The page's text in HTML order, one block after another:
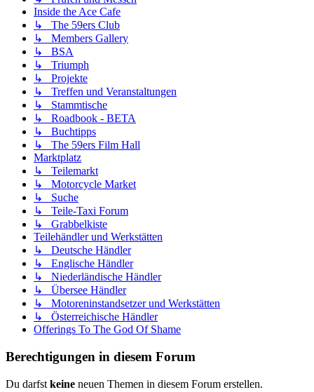
Inside the Ace Cafe
↳ The 59ers Club
↳ Members Gallery
↳ BSA
↳ Triumph
↳ Projekte
↳ Treffen und Veranstaltungen
↳ Stammtische
↳ Roadbook - BETA
↳ Buchtipps
↳ The 59ers Film Hall
Marktplatz
↳ Teilemarkt
↳ Motorcycle Market
↳ Suche
↳ Teile-Taxi Forum
↳ Grabbelkiste
Teilehändler und Werkstätten
↳ Deutsche Händler
↳ Englische Händler
↳ Niederländische Händler
↳ Übersee Händler
↳ Motoreninstandsetzer und Werkstätten
↳ Österreichische Händler
Offerings To The God Of Shame
Berechtigungen in diesem Forum
Du darfst keine neuen Themen in diesem Forum erstellen.